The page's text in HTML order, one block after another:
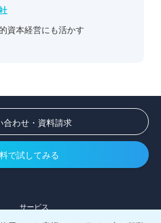
資本経営にも活かす
合わせ・資料請求
で試してみる
サービス